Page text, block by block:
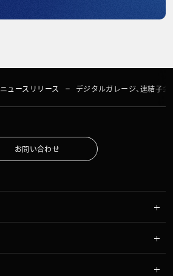
ニュースリリース デジタルガレージ、連結子
お問 い合わせ